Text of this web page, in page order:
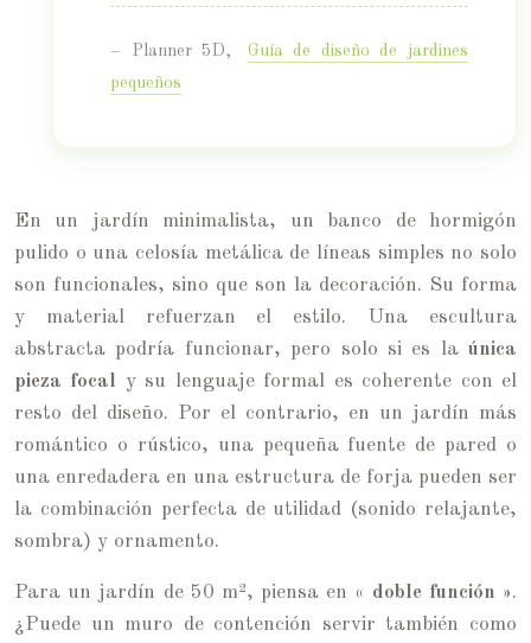
– Planner 5D,
Guía de diseño de jardines
pequeños
En un jardín minimalista, un banco de hormigón
pulido o una celosía metálica de líneas simples no solo
son funcionales, sino que son la decoración. Su forma
y material refuerzan el estilo. Una escultura
abstracta podría funcionar, pero solo si es la única
pieza focal y su lenguaje formal es coherente con el
resto del diseño. Por el contrario, en un jardín más
romántico o rústico, una pequeña fuente de pared o
una enredadera en una estructura de forja pueden ser
la combinación perfecta de utilidad (sonido relajante,
sombra) y ornamento.
Para un jardín de 50 m², piensa en « doble función ».
¿Puede un muro de contención servir también como